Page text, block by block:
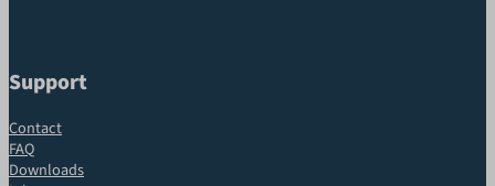
Support
Contact
FAQ
Downloads